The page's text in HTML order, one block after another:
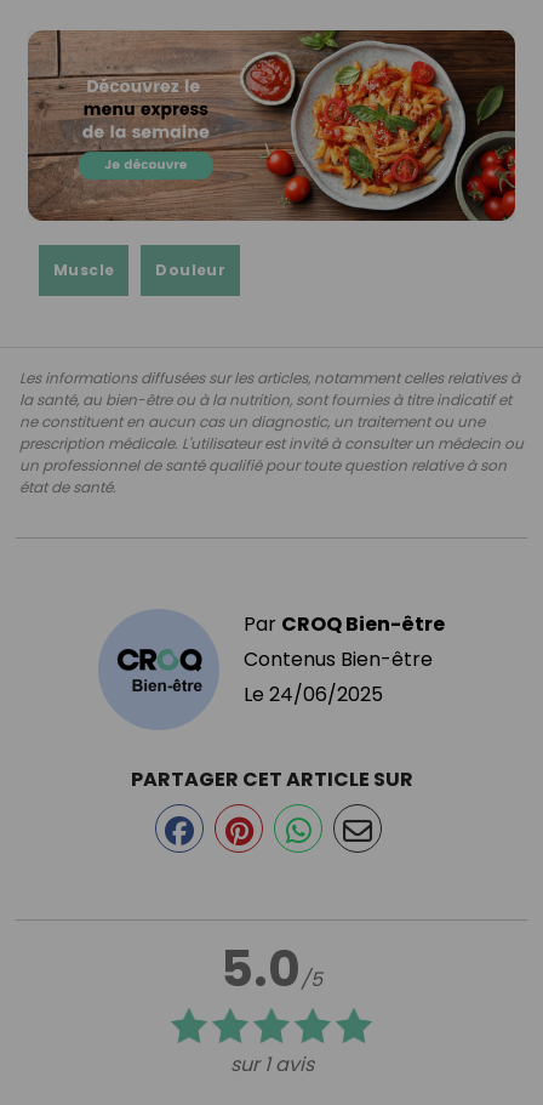
Muscle Douleur
Les informations diffusées sur les articles, notamment celles relatives à
la santé, au bien-être ou à la nutrition, sont fournies à titre indicatif et
ne constituent en aucun cas un diagnostic, un traitement ou une
prescription médicale. L'utilisateur est invité à consulter un médecin ou
un professionnel de santé qualifié pour toute question relative à son
état de santé.
Par CROQ Bien-être
Contenus Bien-être
Le 24/06/2025
5.0/5
sur 1 avis
PARTAGER CET ARTICLE SUR